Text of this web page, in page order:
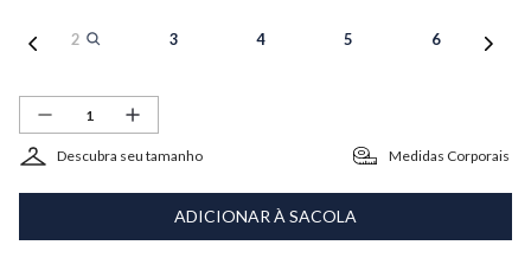
2 3 4 5 6
Descubra seu tamanho Medidas Corporais
ADICIONAR À SACOLA